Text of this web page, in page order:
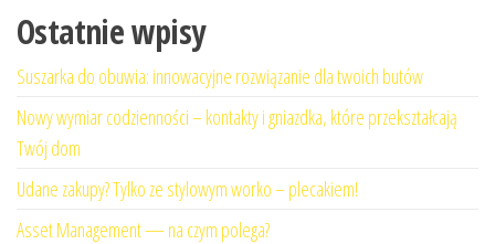
Ostatnie wpisy
Suszarka do obuwia: innowacyjne rozwiązanie dla twoich butów
Nowy wymiar codzienności – kontakty i gniazdka, które przekształcają
Twój dom
Udane zakupy? Tylko ze stylowym worko – plecakiem!
Asset Management — na czym polega?